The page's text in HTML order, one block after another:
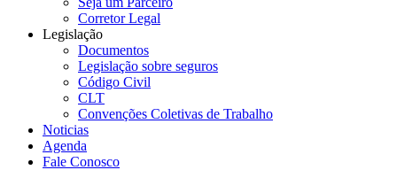
Corretor Legal
Legislação
Documentos
Legislação sobre seguros
Código Civil
CLT
Convenções Coletivas de Trabalho
Noticias
Agenda
Fale Conosco